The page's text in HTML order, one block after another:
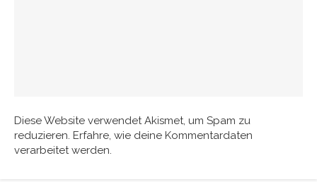
Diese Website verwendet Akismet, um Spam zu
reduzieren. Erfahre, wie deine Kommentardaten
verarbeitet werden.